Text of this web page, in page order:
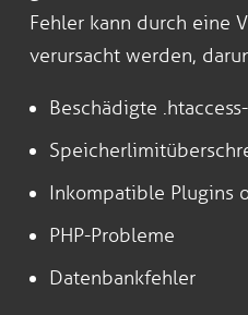
Fehler kann durch eine
verursacht werden,
Beschädigte
Inkompatible Plugins
PHP-Probleme
Datenbankfehler